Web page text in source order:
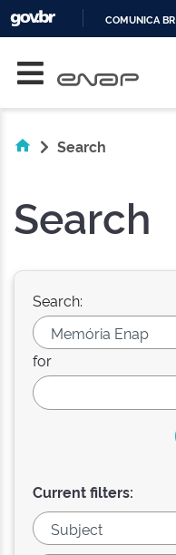
COMUNICA BR
Search
Search
Search:
for
Current filters: